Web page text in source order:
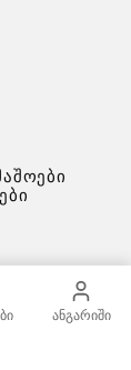
ანგარიში